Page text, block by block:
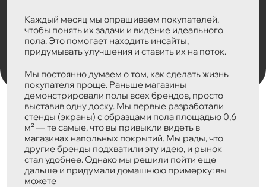
Каждый месяц мы опрашиваем покупателей,
чтобы понять их задачи и видение идеального
пола. Это помогает находить инсайты,
придумывать улучшения и ставить их на поток.
Мы постоянно думаем о том, как сделать жизнь
покупателя проще. Раньше магазины
демонстрировали полы всех брендов, просто
выставив одну доску. Мы первые разработали
стенды (экраны) с образцами пола площадью 0,6
м² — те самые, что вы привыкли видеть в
магазинах напольных покрытий. Мы рады, что
другие бренды подхватили эту идею, и рынок
стал удобнее. Однако мы решили пойти еще
дальше и придумали домашнюю примерку: вы
можете